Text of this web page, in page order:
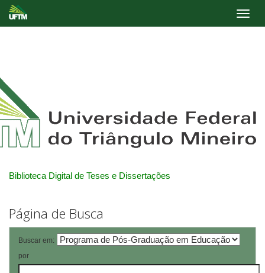
Biblioteca Digital de Teses e Dissertações
Página de Busca
Buscar em:
por